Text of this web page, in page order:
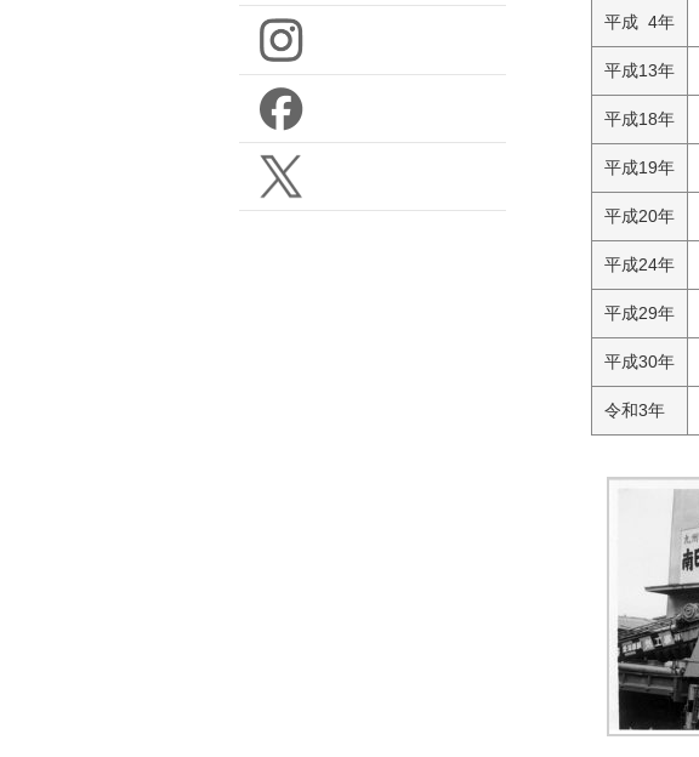
平成 4年
平成13年
平成18年
平成19年
平成20年
平成24年
平成29年
平成30年
令和3年